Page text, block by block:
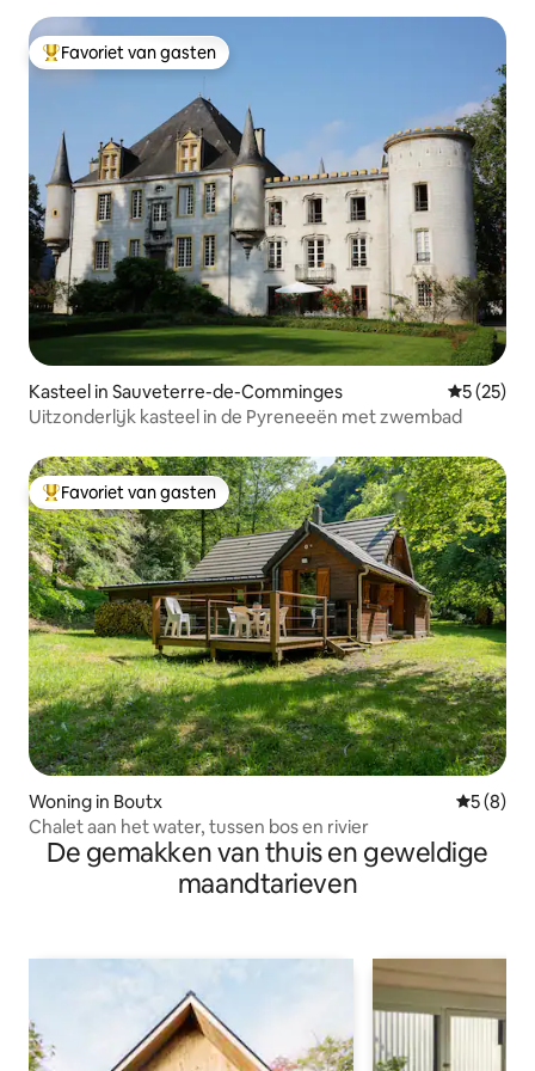
Topfavoriet van gasten
Favoriet van gasten
Kasteel in Sauveterre-de-Comminges
5 (25)
Uitzonderlijk kasteel in de Pyreneeën met zwembad
Topfavoriet van gasten
Favoriet van gasten
Woning in Boutx
5 (8)
Chalet aan het water, tussen bos en rivier
De gemakken van thuis en geweldige
maandtarieven